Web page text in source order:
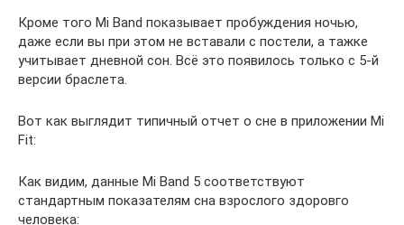
Кроме того Mi Band показывает пробуждения ночью,
даже если вы при этом не вставали с постели, а тажке
учитывает дневной сон. Всё это появилось только с 5-й
версии браслета.
Вот как выглядит типичный отчет о сне в приложении Mi
Fit:
Как видим, данные Mi Band 5 соответствуют
стандартным показателям сна взрослого здоровго
человека: